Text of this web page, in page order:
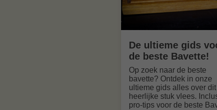
De ultieme gids
de beste Bavette!
Op zoek naar de beste
bavette? Ontdek in onze
ultieme gids alles over dit
heerlijke stuk vlees.
pro-tips voor de beste